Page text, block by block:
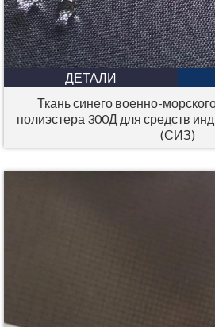
ДЕТАЛИ
Ткань синего военно-
полиэстера 300Д для средств
(СИЗ)